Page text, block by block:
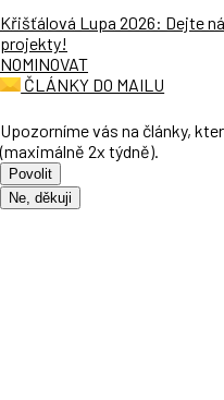
Křišťálová Lupa 2026: Dejte
projekty!
NOMINOVAT
ČLÁNKY DO MAILU
Upozorníme vás na články,
(maximálně 2x týdně).
Povolit
Ne, děkuji